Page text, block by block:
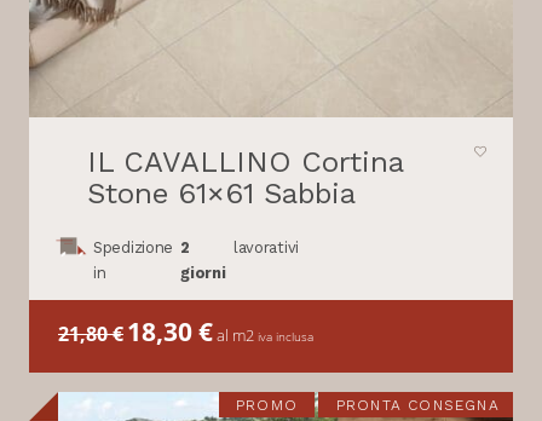
IL CAVALLINO Cortina
Stone 61×61 Sabbia
Spedizione
in
2
giorni
lavorativi
21,80€ Il
prezzo
era:
18,30€Il
prezzo
è:
al m2 iva inclusa
PROMO PRONTA CONSEGNA